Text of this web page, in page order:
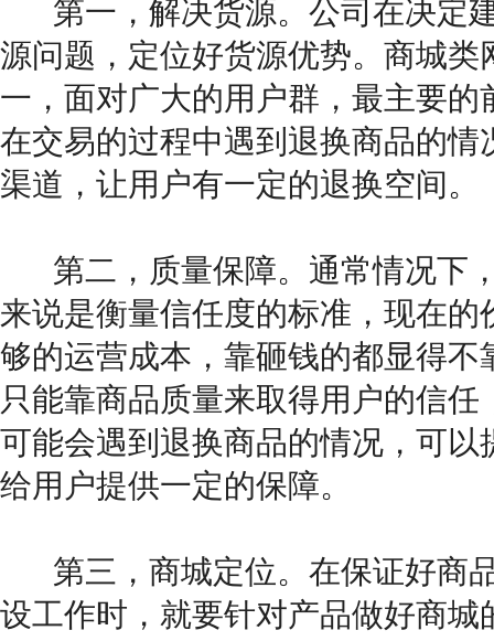
第一，解决货源。公司在决定
源问题，定位好货源优势。商城
一，面对广大的用户群，最主要
在交易的过程中遇到退换商品的
渠道，让用户有一定的退换空间。
第二，质量保障。通常情况下
来说是衡量信任度的标准，现在
够的运营成本，靠砸钱的都显得
只能靠商品质量来取得用户的信
可能会遇到退换商品的情况，可
给用户提供一定的保障。
第三，商城定位。在保证好商
设工作时，就要针对产品做好商